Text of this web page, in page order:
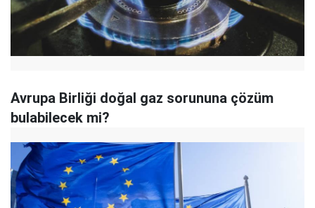
Avrupa Birliği doğal gaz sorununa çözüm
bulabilecek mi?